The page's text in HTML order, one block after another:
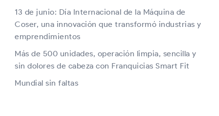
13 de junio: Día Internacional de la Máquina de
Coser, una innovación que transformó industrias y
emprendimientos
Más de 500 unidades, operación limpia, sencilla y
sin dolores de cabeza con Franquicias Smart Fit
Mundial sin faltas